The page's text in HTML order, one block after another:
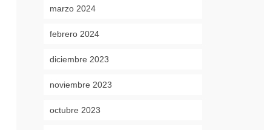
marzo 2024
febrero 2024
diciembre 2023
noviembre 2023
octubre 2023